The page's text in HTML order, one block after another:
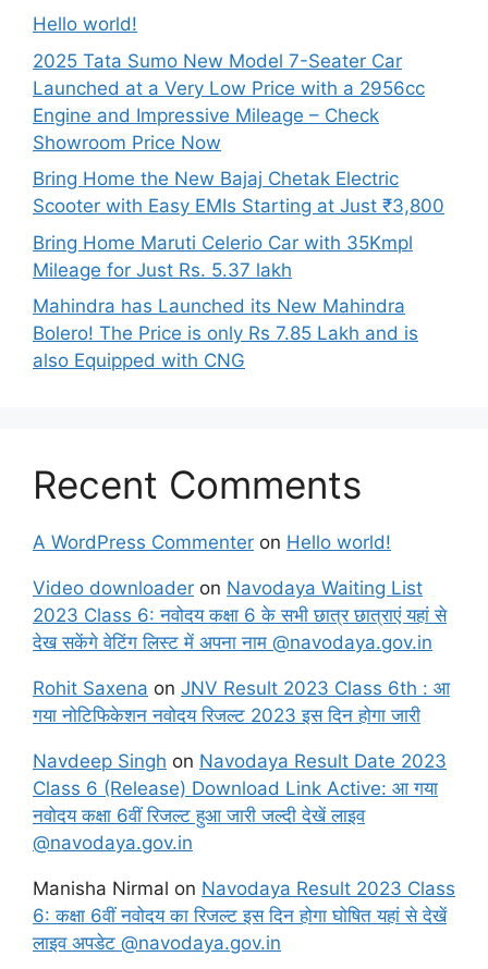
Hello world!
2025 Tata Sumo New Model 7-Seater Car
Launched at a Very Low Price with a 2956cc
Engine and Impressive Mileage – Check
Showroom Price Now
Bring Home the New Bajaj Chetak Electric
Scooter with Easy EMIs Starting at Just ₹3,800
Bring Home Maruti Celerio Car with 35Kmpl
Mileage for Just Rs. 5.37 lakh
Mahindra has Launched its New Mahindra
Bolero! The Price is only Rs 7.85 Lakh and is
also Equipped with CNG
Recent Comments
A WordPress Commenter on Hello world!
Video downloader on Navodaya Waiting List
2023 Class 6: नवोदय कक्षा 6 के सभी छात्र छात्राएं यहां से
देख सकेंगे वेटिंग लिस्ट में अपना नाम @navodaya.gov.in
Rohit Saxena on JNV Result 2023 Class 6th : आ
गया नोटिफिकेशन नवोदय रिजल्ट 2023 इस दिन होगा जारी
Navdeep Singh on Navodaya Result Date 2023
Class 6 (Release) Download Link Active: आ गया
नवोदय कक्षा 6वीं रिजल्ट हुआ जारी जल्दी देखें लाइव
@navodaya.gov.in
Manisha Nirmal on Navodaya Result 2023 Class
6: कक्षा 6वीं नवोदय का रिजल्ट इस दिन होगा घोषित यहां से देखें
लाइव अपडेट @navodaya.gov.in